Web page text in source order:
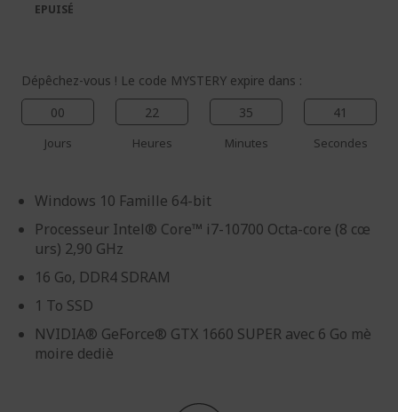
d’images
d’images
Dépêchez-vous ! Le code MYSTERY expire dans :
00
Jours
22
Heures
35
Minutes
39
Secondes
Windows 10 Famille 64-bit
Processeur Intel® Core™ i7-10700 Octa-core (8 cœ
urs) 2,90 GHz
16 Go, DDR4 SDRAM
1 To SSD
NVIDIA® GeForce® GTX 1660 SUPER avec 6 Go mè
moire dediè
EPUISÉ